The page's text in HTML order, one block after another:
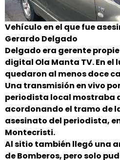
Vehículo en el que fue
Gerardo Delgado
Delgado era gerente
digital Ola Manta TV. En el
quedaron al menos doce
Una transmisión en vivo
periodista local mostraba
acordonando el tramo de
asesinato del periodista,
Montecristi.
Al sitio también llegó una
de Bomberos, pero solo